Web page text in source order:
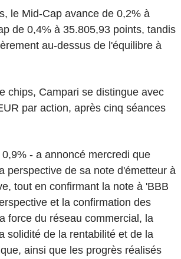
le Mid-Cap avance de 0,2% à
de 0,4% à 35.805,93 points, tandis
au-dessus de l'équilibre à
chips, Campari se distingue avec
par action, après cinq séances
- a annoncé mercredi que
perspective de sa note d'émetteur à
tout en confirmant la note à 'BBB
et la confirmation des
force du réseau commercial, la
solidité de la rentabilité et de la
ainsi que les progrès réalisés